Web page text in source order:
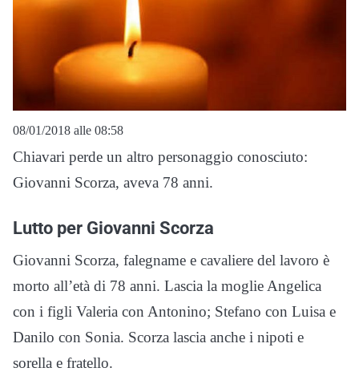
08/01/2018 alle 08:58
Chiavari perde un altro personaggio conosciuto:
Giovanni Scorza, aveva 78 anni.
Lutto per Giovanni Scorza
Giovanni Scorza, falegname e cavaliere del lavoro è
morto all’età di 78 anni. Lascia la moglie Angelica
con i figli Valeria con Antonino; Stefano con Luisa e
Danilo con Sonia. Scorza lascia anche i nipoti e
sorella e fratello.